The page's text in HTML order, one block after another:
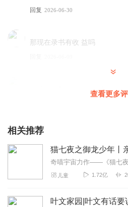
回复 2026-06-30
那现在录书有收 益吗
✨ 作 品 质 量 很 好 🌹 风 格
听完你的作品， 感觉你对内容
强，期待后面能一起合作
2026-05-23
查看更多
相关推荐
儿童 1.72亿
叶文家园|叶文有话要